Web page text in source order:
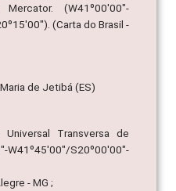
(W41º00'00"-
(Carta do Brasil -
de Jetibá (ES)
Transversa de
S20º00'00"-
- MG ;